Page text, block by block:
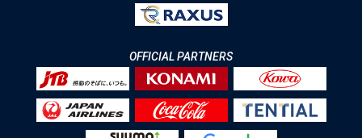
OFFICIAL PARTNERS